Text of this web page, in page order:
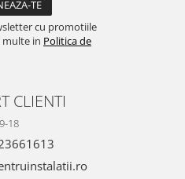
cu promotiile
multe in Politica de
CLIENTI
9-18